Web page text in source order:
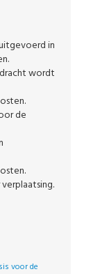
in
wordt
de
voor de